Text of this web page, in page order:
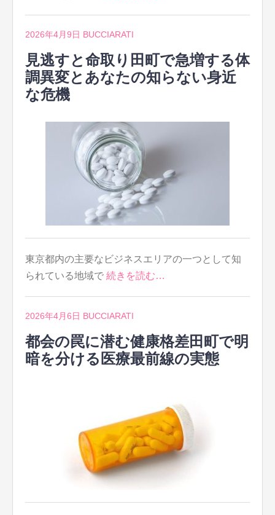
2026年4月9日 BUCCIARATI
見逃すと命取り田町で急増する体
調異変とあなたの知らない身近
な危機
東京都内の主要なビジネスエリアの一つとして知
られている地域で 続きを読む…
2026年4月6日 BUCCIARATI
都会の罠に潜む健康格差田町で明
暗を分ける医療最前線の実態